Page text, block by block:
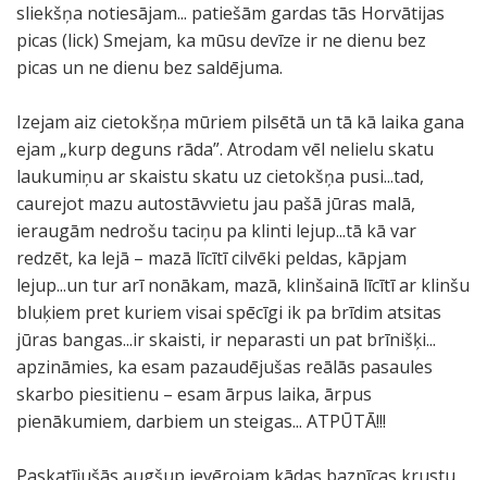
sliekšņa notiesājam... patiešām gardas tās Horvātijas
picas (lick) Smejam, ka mūsu devīze ir ne dienu bez
picas un ne dienu bez saldējuma.
Izejam aiz cietokšņa mūriem pilsētā un tā kā laika gana
ejam „kurp deguns rāda”. Atrodam vēl nelielu skatu
laukumiņu ar skaistu skatu uz cietokšņa pusi...tad,
caurejot mazu autostāvvietu jau pašā jūras malā,
ieraugām nedrošu taciņu pa klinti lejup...tā kā var
redzēt, ka lejā – mazā līcītī cilvēki peldas, kāpjam
lejup...un tur arī nonākam, mazā, klinšainā līcītī ar klinšu
bluķiem pret kuriem visai spēcīgi ik pa brīdim atsitas
jūras bangas...ir skaisti, ir neparasti un pat brīnišķi...
apzināmies, ka esam pazaudējušas reālās pasaules
skarbo piesitienu – esam ārpus laika, ārpus
pienākumiem, darbiem un steigas... ATPŪTĀ!!!